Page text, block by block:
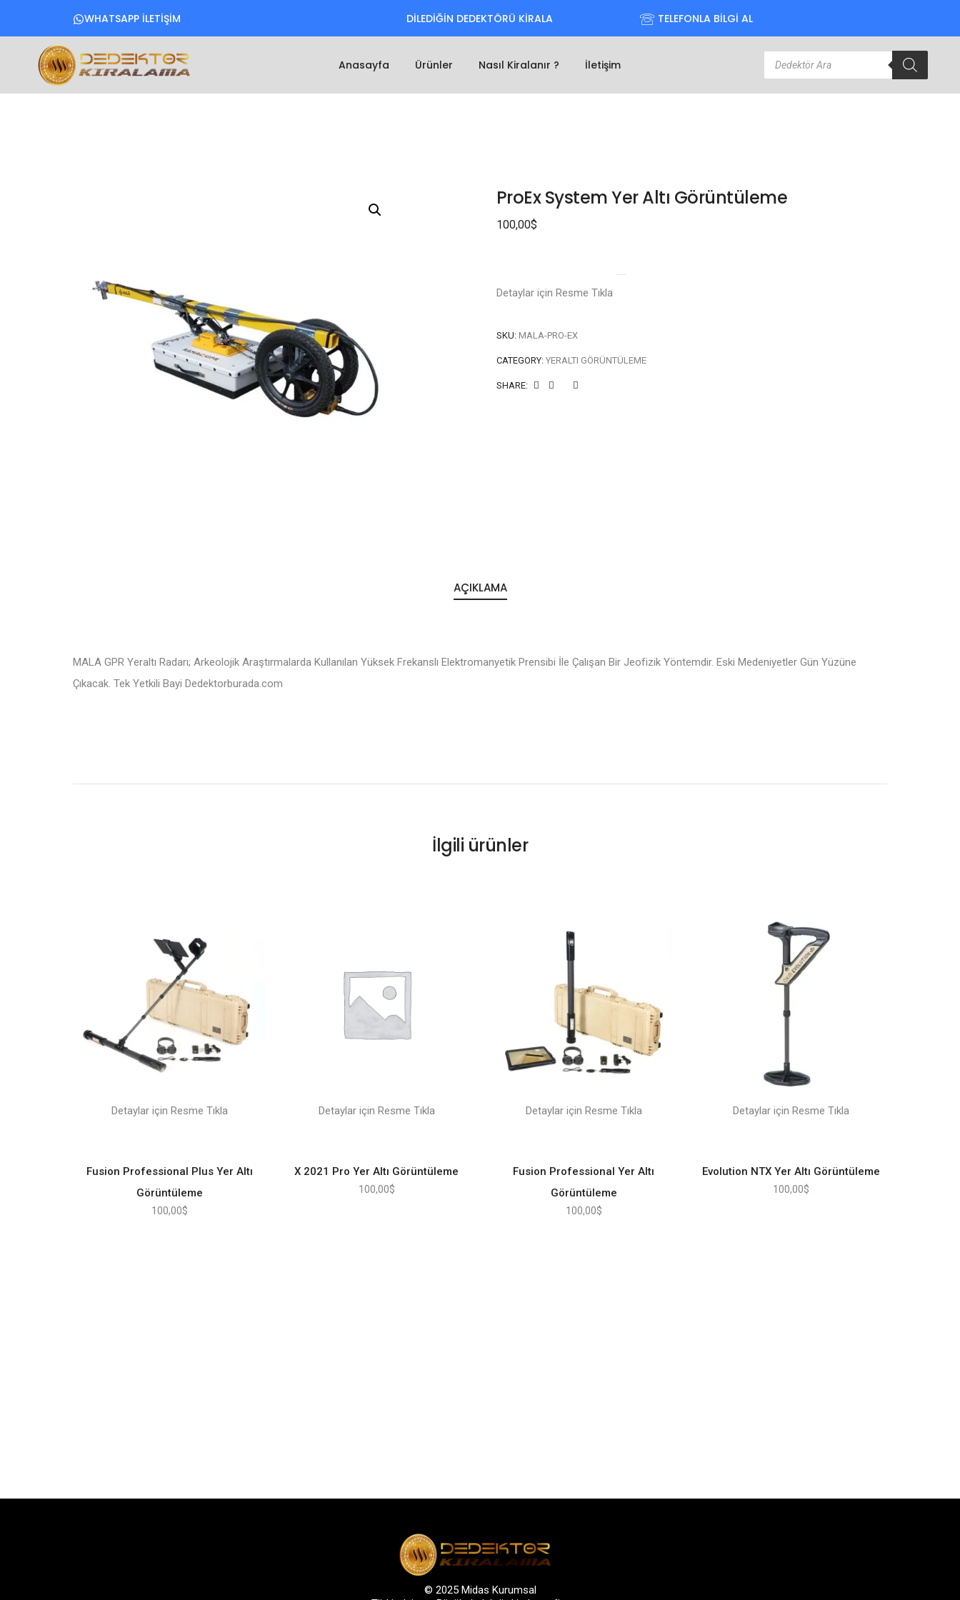
WHATSAPP İLETİŞİM DİLEDİĞİN DEDEKTÖRÜ KİRALA TELEFONLA BİLGİ AL
Anasayfa Ürünler Nasıl Kiralanır ? İletişim
ProEx System Yer Altı Görüntüleme
100,00$
Detaylar için Resme Tıkla
SKU: MALA-PRO-EX
CATEGORY: YERALTI GÖRÜNTÜLEME
SHARE:
AÇIKLAMA
MALA GPR Yeraltı Radarı; Arkeolojik Araştırmalarda Kullanılan Yüksek Frekanslı Elektromanyetik Prensibi İle Çalışan Bir Jeofizik Yöntemdir. Eski Medeniyetler Gün Yüzüne
Çıkacak. Tek Yetkili Bayi Dedektorburada.com
İlgili ürünler
Detaylar için Resme Tıkla
Fusion Professional Plus Yer Altı
Görüntüleme
100,00$
Detaylar için Resme Tıkla
X 2021 Pro Yer Altı Görüntüleme
100,00$
Detaylar için Resme Tıkla
Fusion Professional Yer Altı
Görüntüleme
100,00$
Detaylar için Resme Tıkla
Evolution NTX Yer Altı Görüntüleme
100,00$
© 2025 Midas Kurumsal